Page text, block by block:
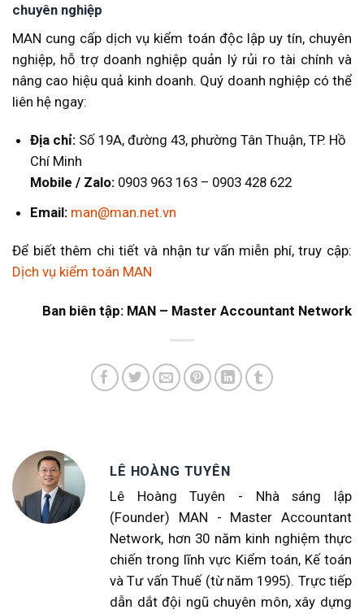
chuyên nghiệp
MAN cung cấp dịch vụ kiểm toán độc lập uy tín, chuyên
nghiệp, hỗ trợ doanh nghiệp quản lý rủi ro tài chính và
nâng cao hiệu quả kinh doanh. Quý doanh nghiệp có thể
liên hệ ngay:
Địa chỉ:Số 19A, đường 43, phường Tân Thuận, TP. Hồ
Chí Minh
Mobile / Zalo:0903 963 163 – 0903 428 622
Email: man@man.net.vn
Để biết thêm chi tiết và nhận tư vấn miễn phí, truy cập:
Dịch vụ kiểm toán MAN
Ban biên tập: MAN – Master Accountant Network
LÊ HOÀNG TUYÊN
Lê Hoàng Tuyên - Nhà sáng lập
(Founder) MAN - Master Accountant
Network, hơn 30 năm kinh nghiệm thực
chiến trong lĩnh vực Kiểm toán, Kế toán
và Tư vấn Thuế (từ năm 1995). Trực tiếp
dẫn dắt đội ngũ chuyên môn, xây dựng